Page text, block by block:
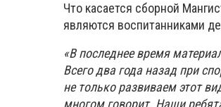
Что касается сборной
являются воспитанниками
«В последнее время
Всего два года назад при
не только развиваем этот